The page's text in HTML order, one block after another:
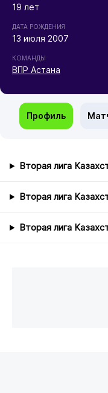
19 лет
ДАТА РОЖДЕНИЯ
13 июля 2007
КОМАНДЫ
ВПР Астана
Профиль
Вторая лига
Вторая лига
Вторая лига